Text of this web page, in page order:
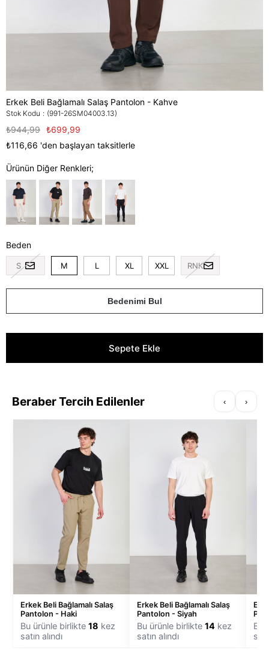
Erkek Beli Bağlamalı Salaş Pantolon - Kahve
Stok Kodu (991-26SM04003.13)
₺944,99 ₺699,99
₺116,66 'den başlayan taksitlerle
Ürünün Diğer Renkleri;
Beden
S M L XL XXL RNK
Bedenimi Bul
Beraber Tercih Edilenler ‹ ›
Erkek Beli Bağlamalı Salaş
Pantolon - Haki
Bu ürünle birlikte 18 kez
satın alındı
Erkek Beli Bağlamalı Salaş
Pantolon - Siyah
Bu ürünle birlikte 14kez
satın alındı
Bu